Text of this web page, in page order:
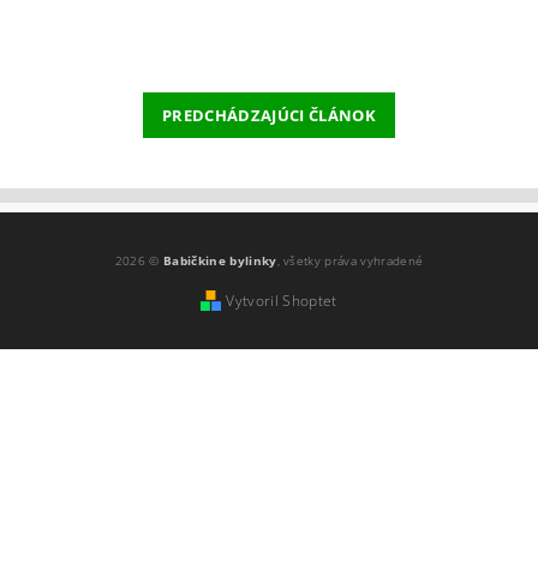
PREDCHÁDZAJÚCI ČLÁNOK
2026 © Babičkine bylinky , všetky práva vyhradené
Vytvoril Shoptet